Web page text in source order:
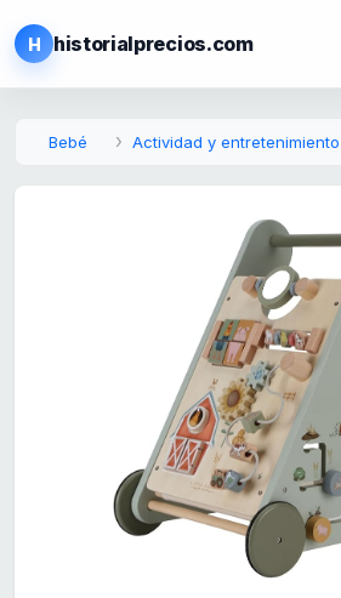
H historialprecios.com
Bebé Actividad y entretenimiento